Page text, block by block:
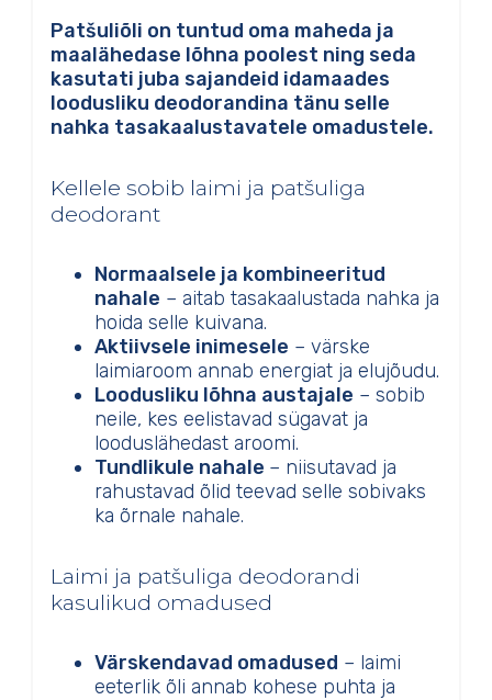
Patšuliõli on tuntud oma maheda ja
maalähedase lõhna poolest ning seda
kasutati juba sajandeid idamaades
loodusliku deodorandina tänu selle
nahka tasakaalustavatele omadustele.
Kellele sobib laimi ja patšuliga
deodorant
Normaalsele ja kombineeritud
nahale – aitab tasakaalustada nahka ja
hoida selle kuivana.
Aktiivsele inimesele – värske
laimiaroom annab energiat ja elujõudu.
Loodusliku lõhna austajale – sobib
neile, kes eelistavad sügavat ja
looduslähedast aroomi.
Tundlikule nahale – niisutavad ja
rahustavad õlid teevad selle sobivaks
ka õrnale nahale.
Laimi ja patšuliga deodorandi
kasulikud omadused
Värskendavad omadused – laimi
eeterlik õli annab kohese puhta ja